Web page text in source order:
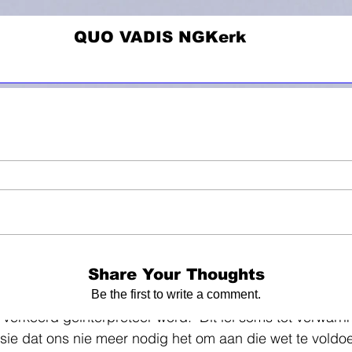
QUO VADIS NGKerk
aan die Wet: Resultaat
Jesus die wet kom vervul het, is een van die
geinterpreteer word.  Dit lei soms tot
dat ons nie meer nodig het om aan die wet te
Share Your Thoughts
Be the first to write a comment.